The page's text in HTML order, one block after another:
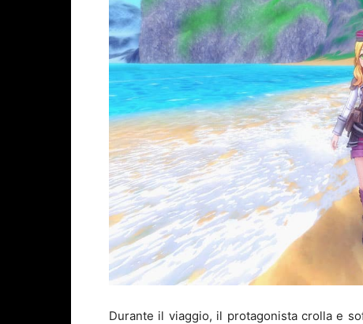
Durante il viaggio, il protagonista crolla e